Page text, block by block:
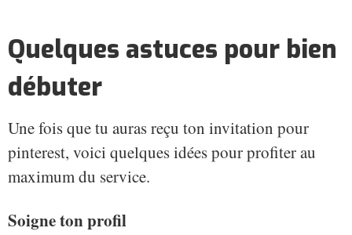
Quelques astuces pour bien
débuter
Une fois que tu auras reçu ton invitation pour
pinterest, voici quelques idées pour profiter au
maximum du service.
Soigne ton profil